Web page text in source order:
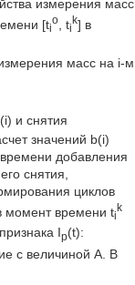
измерения масс
[ti
o, ti
k] в
масс на i-м
и снятия
значений b(i)
добавления
снятия,
циклов
момент времени ti
k
Iр(t):
с величиной А. В